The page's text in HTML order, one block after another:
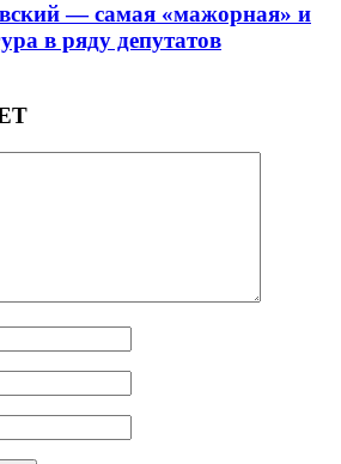
— самая «мажорная» и
в ряду депутатов